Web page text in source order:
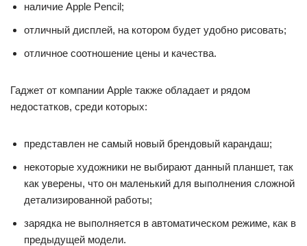
наличие Apple Pencil;
отличный дисплей, на котором будет удобно рисовать;
отличное соотношение цены и качества.
Гаджет от компании Apple также обладает и рядом
недостатков, среди которых:
представлен не самый новый брендовый карандаш;
некоторые художники не выбирают данный планшет, так
как уверены, что он маленький для выполнения сложной
детализированной работы;
зарядка не выполняется в автоматическом режиме, как в
предыдущей модели.